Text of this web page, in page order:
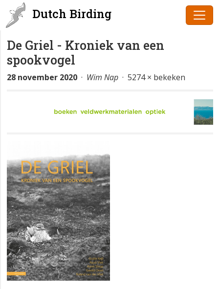
Dutch Birding
De Griel - Kroniek van een
spookvogel
28 november 2020 · Wim Nap · 5274 × bekeken